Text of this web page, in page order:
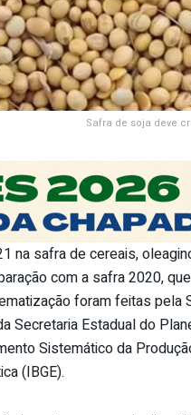
Safra de soja deve
na safra de cereais,
com a safra 2020,
foram feitas pela
Secretaria Estadual do
Sistemático da
(IBGE).